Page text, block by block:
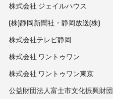
株式会社 ジェイルハウス
(株)静岡新聞社・静岡放送(株)
株式会社テレビ静岡
株式会社 ワントゥワン
株式会社 ワントゥワン東京
公益財団法人富士市文化振興財団